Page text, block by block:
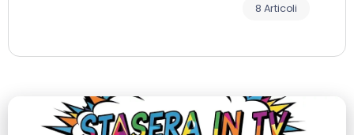
8 Articoli